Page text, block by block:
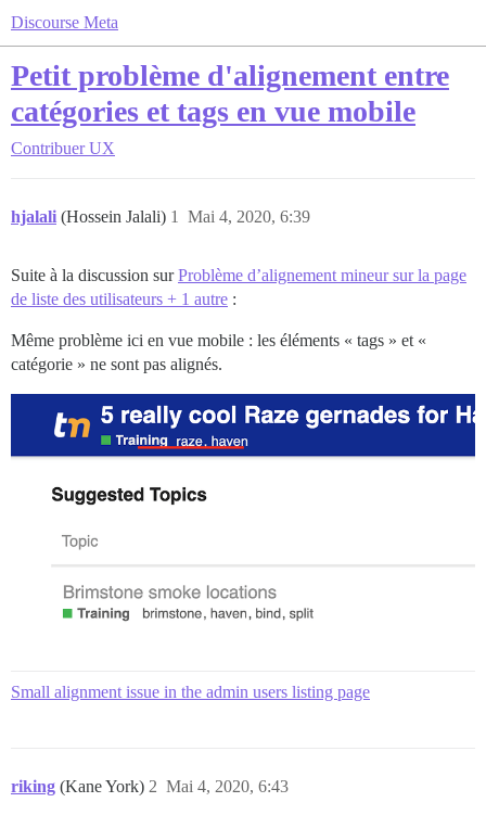
Discourse Meta
Petit problème d'alignement entre
catégories et tags en vue mobile
Contribuer UX
hjalali (Hossein Jalali) Mai 4, 2020, 6:39
1
Suite à la discussion surProblème d’alignement mineur sur la page
de liste des utilisateurs + 1 autre :
Même problème ici en vue mobile : les éléments « tags » et «
catégorie » ne sont pas alignés.
Small alignment issue in the admin users listing page
riking (Kane York) Mai 4, 2020, 6:43
2